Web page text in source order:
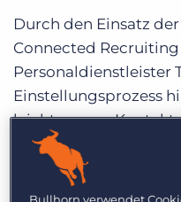
Durch den Einsatz
Connected
Personaldienstleister
Einstellungsprozess
leichter neue
Kosten für die
Connected